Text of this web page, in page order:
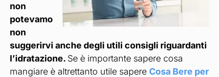
non
potevamo
non
suggerirvi anche degli utili consigli riguardanti
l’idratazione. Se è importante sapere cosa
mangiare è altrettanto utile sapere Cosa Bere per